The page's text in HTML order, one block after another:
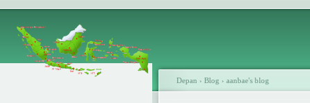
Depan › Blog › aanbae's blog